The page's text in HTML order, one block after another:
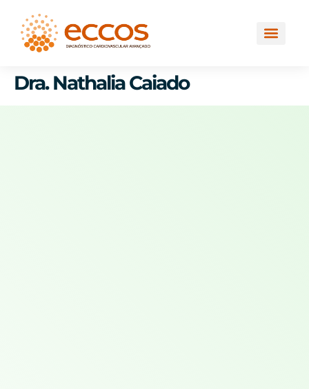
Dra. Nathalia Caiado